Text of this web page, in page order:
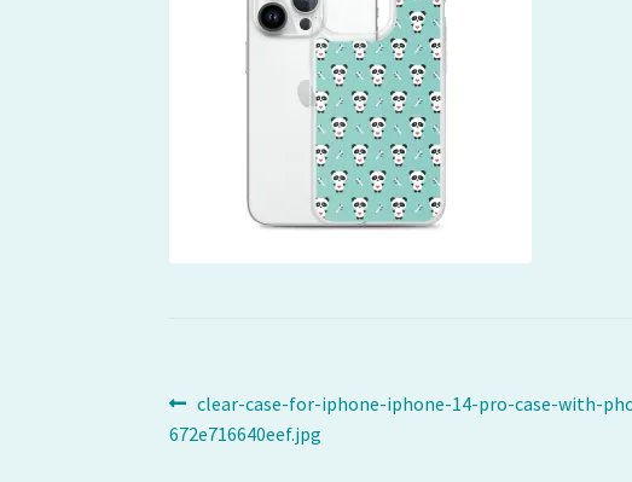
Navigation
de
Article
précédent :
clear-case-for-iphone-iphone-14-pro-case-with-
672e716640eef.jpg